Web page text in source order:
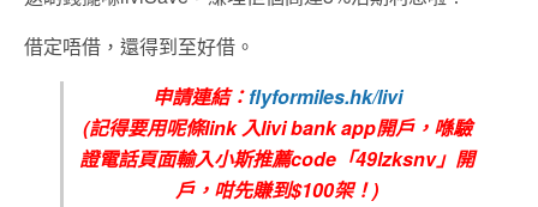
借定唔借，還得到至好借。
申請連結：flyformiles.hk/livi
(記得要用呢條link 入livi bank app開戶，喺驗
證電話頁面輸入小斯推薦code「49lzksnv」開
戶，咁先賺到$100架！)